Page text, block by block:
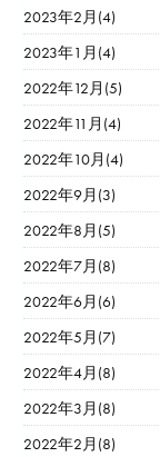
2023年2月(4)
2023年1月(4)
2022年12月(5)
2022年11月(4)
2022年10月(4)
2022年9月(3)
2022年8月(5)
2022年7月(8)
2022年6月(6)
2022年5月(7)
2022年4月(8)
2022年3月(8)
2022年2月(8)